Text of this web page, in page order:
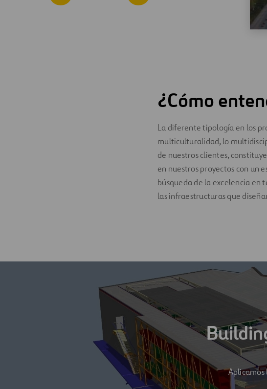
¿Cómo
La diferente tipología en los
multiculturalidad, lo
de nuestros clientes,
en nuestros proyectos con un
búsqueda de la excelencia en
las infraestructuras que
Aplicamos